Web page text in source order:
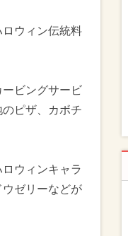
ウィン伝統料
ビングサービ
ピザ、カボチ
ウィンキャラ
ゼリーなどが